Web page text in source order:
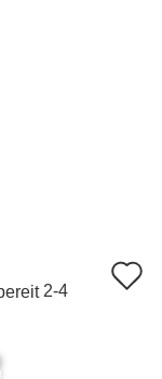
2-4